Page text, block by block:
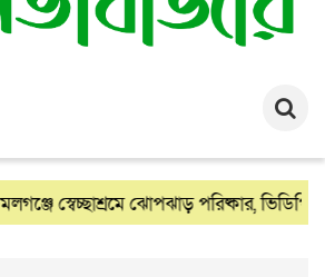
স্বেচ্ছাশ্রমে ঝোপঝাড় পরিষ্কার, ভিডিপি